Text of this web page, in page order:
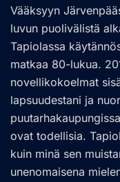
Vääksyyn
luvun puolivälistä
Tapiolassa
matkaa 80-lukua.
novellikokoelmat
lapsuudestani ja
ovat todellisia.
kuin minä sen
unenomaisena